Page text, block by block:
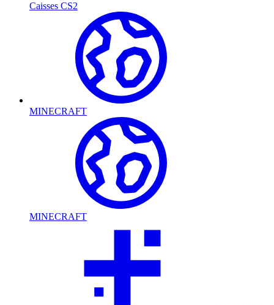
Caisses CS2
MINECRAFT
MINECRAFT